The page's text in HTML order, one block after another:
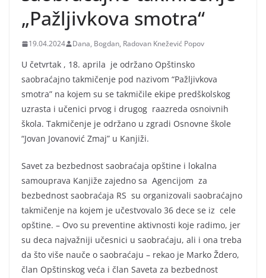
„Pažljivkova smotra“
19.04.2024 Dana, Bogdan, Radovan Knežević Popov
U četvrtak , 18. aprila je održano Opštinsko
saobraćajno takmičenje pod nazivom “Pažljivkova
smotra” na kojem su se takmičile ekipe predškolskog
uzrasta i učenici prvog i drugog raazreda osnoivnih
škola. Takmičenje je održano u zgradi Osnovne škole
“Jovan Jovanović Zmaj” u Kanjiži.
Savet za bezbednost saobraćaja opštine i lokalna
samouprava Kanjiže zajedno sa Agencijom za
bezbednost saobraćaja RS su organizovali saobraćajno
takmičenje na kojem je učestvovalo 36 dece se iz cele
opštine. – Ovo su preventine aktivnosti koje radimo, jer
su deca najvažniji učesnici u saobraćaju, ali i ona treba
da što više nauče o saobraćaju – rekao je Marko Ždero,
član Opštinskog veća i član Saveta za bezbednost